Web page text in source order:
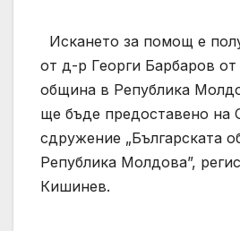
Искането за помощ е
от д-р Георги Барбаров от
община в Република
ще бъде предоставено на
сдружение „Българската
Република Молдова”,
Кишинев.